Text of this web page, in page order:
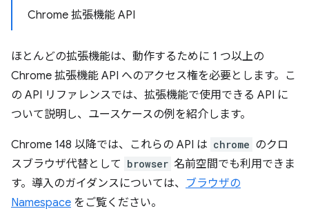
Chrome 拡張機能 API
ほとんどの拡張機能は、動作するために 1 つ以上の
Chrome 拡張機能 API へのアクセス権を必要とします。こ
の API リファレンスでは、拡張機能で使用できる API に
ついて説明し、ユースケースの例を紹介します。
Chrome 148 以降では、これらの API は chrome のクロ
スブラウザ代替として browser 名前空間でも利用できま
す。導入のガイダンスについては、 ブラウザの
Namespace をご覧ください。